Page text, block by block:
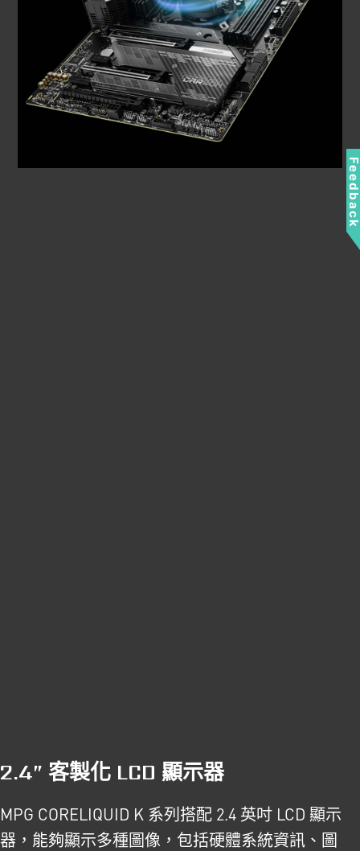
2.4” 客製化 LCD 顯示器
MPG CORELIQUID K 系列搭配 2.4 英吋 LCD 顯示
器，能夠顯示多種圖像，包括硬體系統資訊、圖